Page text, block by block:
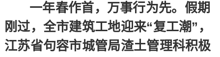
一年春作首，万事行为先。假期
刚过，全市建筑工地迎来“复工潮”，
江苏省句容市城管局渣土管理科积极